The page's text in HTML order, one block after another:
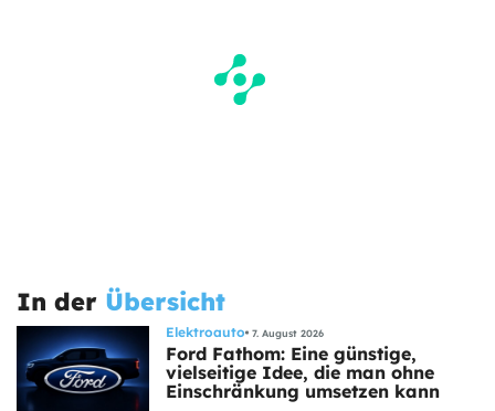
In der Übersicht
Elektroauto 7. August 2026
Ford Fathom: Eine günstige,
vielseitige Idee, die man ohne
Einschränkung umsetzen kann